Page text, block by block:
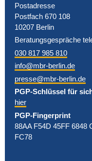
Postadresse
Postfach 670 108
10207 Berlin
Beratungsgespräche
030 817 985 810
info@mbr-berlin.de
presse@mbr-berlin.de
PGP-Schlüssel für
hier
PGP-Fingerprint
88AA F54D 45FF 6848
FC78